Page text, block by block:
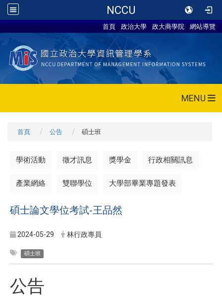
NCCU
首頁 政治大學 政大商學院 網站導覽
MENU
首頁 公告 碩士班
學術活動 徵才訊息 獎學金 行政相關訊息
產業網絡 雙聯學位 大學部畢業專題發表
碩士論文學位考試-王品然
2024-05-29 林行政專員
碩士班
公告